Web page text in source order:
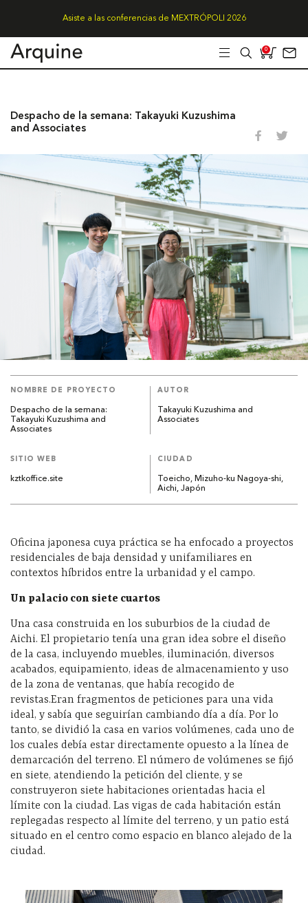
Asiste a las conferencias de MEXTRÓPOLI 2026
0
Despacho de la semana: Takayuki Kuzushima
and Associates
NOMBRE DE PROYECTO
Despacho de la semana:
Takayuki Kuzushima and
Associates
AUTOR
Takayuki Kuzushima and
Associates
SITIO WEB
kztkoffice.site
CIUDAD
Toeicho, Mizuho-ku Nagoya-shi,
Aichi, Japón
Oficina japonesa cuya práctica se ha enfocado a proyectos
residenciales de baja densidad y unifamiliares en
contextos híbridos entre la urbanidad y el campo.
Un palacio con siete cuartos
Una casa construida en los suburbios de la ciudad de
Aichi. El propietario tenía una gran idea sobre el diseño
de la casa, incluyendo muebles, iluminación, diversos
acabados, equipamiento, ideas de almacenamiento y uso
de la zona de ventanas, que había recogido de
revistas.Eran fragmentos de peticiones para una vida
ideal, y sabía que seguirían cambiando día a día. Por lo
tanto, se dividió la casa en varios volúmenes, cada uno de
los cuales debía estar directamente opuesto a la línea de
demarcación del terreno. El número de volúmenes se fijó
en siete, atendiendo la petición del cliente, y se
construyeron siete habitaciones orientadas hacia el
límite con la ciudad. Las vigas de cada habitación están
replegadas respecto al límite del terreno, y un patio está
situado en el centro como espacio en blanco alejado de la
ciudad.